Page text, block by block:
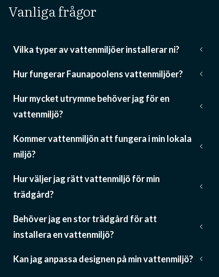
Vanliga frågor
Vilka typer av vattenmiljöer installerar ni? keyboard_arrow_down
Hur fungerar Faunapoolens vattenmiljöer? keyboard_arrow_down
Hur mycket utrymme behöver jag för en
vattenmiljö?
keyboard_arrow_down
Kommer vattenmiljön att fungera i min lokala
miljö?
keyboard_arrow_down
Hur väljer jag rätt vattenmiljö för min
trädgård?
keyboard_arrow_down
Behöver jag en stor trädgård för att
installera en vattenmiljö?
keyboard_arrow_down
Kan jag anpassa designen på min vattenmiljö? keyboard_arrow_down